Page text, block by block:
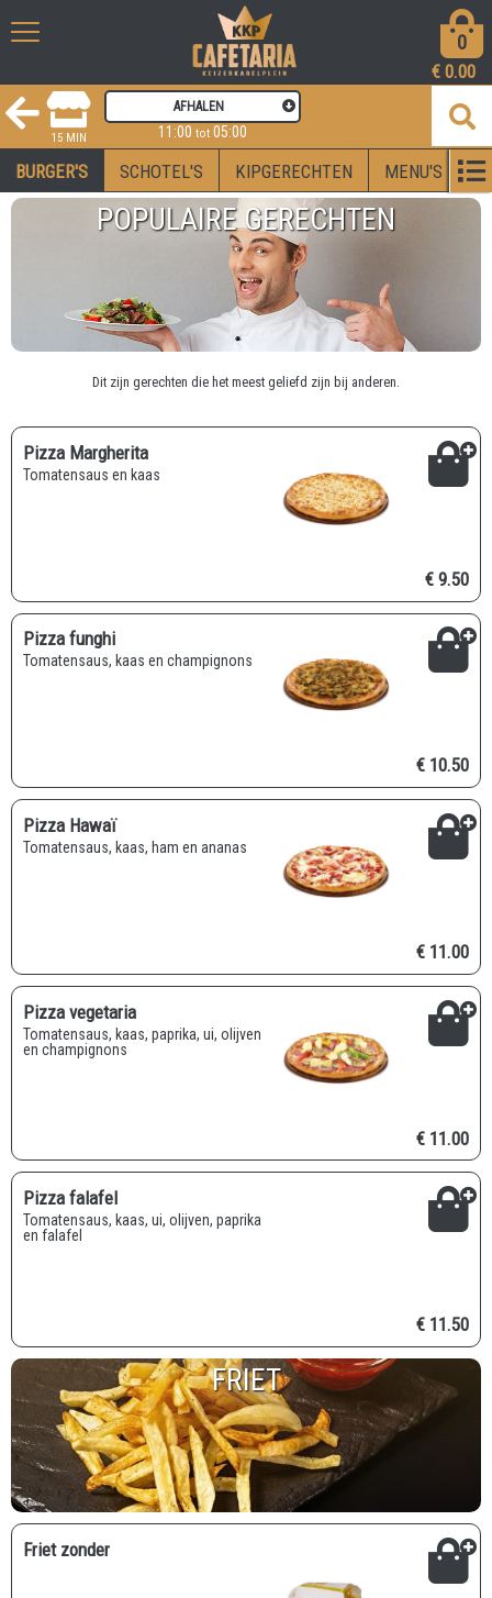
0
€ 0.00
15 MIN
AFHALEN
11:00 tot 05:00
BURGER'S SCHOTEL'S KIPGERECHTEN MENU'S
POPULAIRE GERECHTEN
Dit zijn gerechten die het meest geliefd zijn bij anderen.
Pizza Margherita
Tomatensaus en kaas
€ 9.50
Pizza funghi
Tomatensaus, kaas en champignons
€ 10.50
Pizza Hawaï
Tomatensaus, kaas, ham en ananas
€ 11.00
Pizza vegetaria
Tomatensaus, kaas, paprika, ui, olijven
en champignons
€ 11.00
Pizza falafel
Tomatensaus, kaas, ui, olijven, paprika
en falafel
€ 11.50
FRIET
Friet zonder